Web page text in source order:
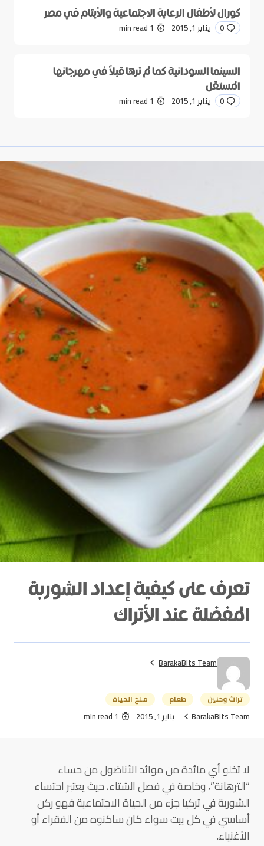
كورال لأطفال الرعاية الاجتماعية والأيتام في مصر
0 يناير 1, 2015 1 min read
السينما السودانية كما لم ترها قبلاً في مهرجانها
المستقل
0 يناير 1, 2015 1 min read
تعرف على كيفية إعداد الشوربة
المفضلة عند الأتراك
BarakaBits Team
تراث وحنين طعام ملح الحياة
BarakaBits Team يناير 1, 2015 1 min read
لا تخلو أي مائدة من موائد الأناضول من حساء
“الترهانة”، وخاصة في فصل الشتاء، حيث يعتبر احتساء
الشوربة في تركيا جزء من الحياة الاجتماعية فهو ركن
أساسي في كل بيت سواء كان ساكنوه من الفقراء أو
الأغنياء.